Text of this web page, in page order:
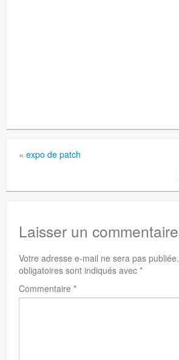
« expo de patch
Laisser un commentaire
Votre adresse e-mail ne sera pas publiée.
obligatoires sont indiqués avec *
Commentaire *